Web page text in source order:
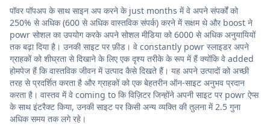
पॉवर पॉपअप के साथ साइन अप करने के just months में वे अपने संपर्कों को
250% से अधिक (600 से अधिक वास्तविक संपर्क) करने में सक्षम थे और boost ने
powr सोशल का उपयोग करके अपने सोशल मीडिया को 6000 से अधिक अनुयायियों
तक बढ़ा दिया है। उनकी साइट पर फ़ीड। वे constantly powr स्लाइडर अपने
ग्राहकों को शीघ्रता से दिखाने के लिए एक दृश्य तरीके के रूप में हैं क्योंकि वे added
होमपेज हैं कि वास्तविक जीवन में उत्पाद कैसे दिखते हैं। यह अपने उत्पादों को अच्छी
तरह से प्रदर्शित करता है और ग्राहकों को एक बेहतरीन ऑन-साइट अनुभव प्रदान
करता है। वास्तव में वे coming to कि विज़िटर जिन्होंने अपनी साइट पर powr ऐप्स
के साथ इंटरैक्ट किया, उनकी साइट पर किसी अन्य व्यक्ति की तुलना में 2.5 गुना
अधिक समय तक लगे रहे।